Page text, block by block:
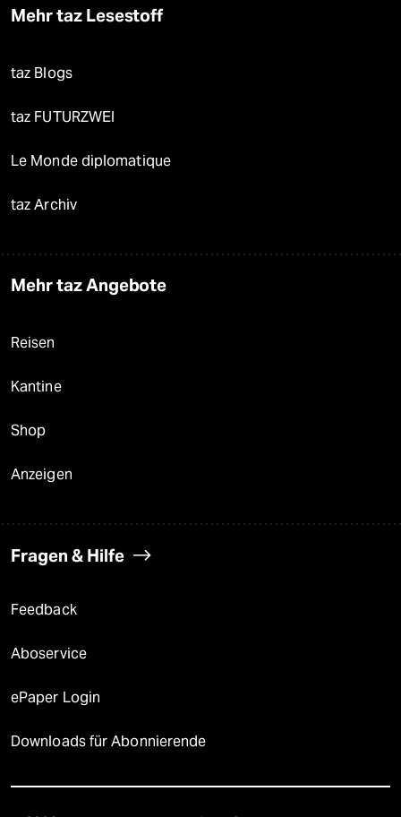
Mehr taz Lesestoff
taz Blogs
taz FUTURZWEI
Le Monde diplomatique
taz Archiv
Mehr taz Angebote
Reisen
Kantine
Shop
Anzeigen
Fragen & Hilfe
Feedback
Aboservice
ePaper Login
Downloads für Abonnierende